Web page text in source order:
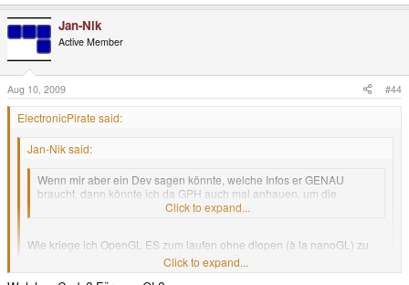
Jan-Nik
Active Member
Aug 10, 2009 #44
ElectronicPirate said:
Jan-Nik said:
Wenn mir aber ein Dev sagen könnte, welche Infos er GENAU
braucht, dann könnte ich da GPH auch mal anhauen, um die
richtigen Infos zu bekommen.Click to expand...
Wie kriege ich OpenGL ES zum laufen ohne dlopen (à la nanoGL) zu
verwenden? Gegen die opengles_lite.so-Datei lässt sich leider nicht
linken (weil sie VFP-Instruktionen enthält, die der Wiz nicht unterstützt).
Click to expand...